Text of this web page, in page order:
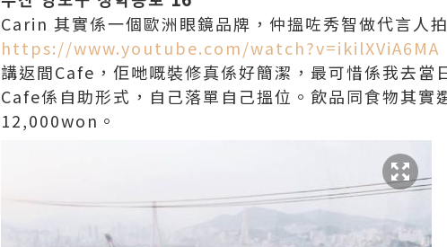
Carin 其實係一個歐洲眼鏡品牌，仲搵咗秀智做代言人
https://www.youtube.com/watch?v=ikilXViA6MA
講返間Cafe，佢哋嘅裝修真係好簡潔，最可惜係我去當
Cafe係自助形式，自己落單自己搵位。飲品同食物其
12,000won。